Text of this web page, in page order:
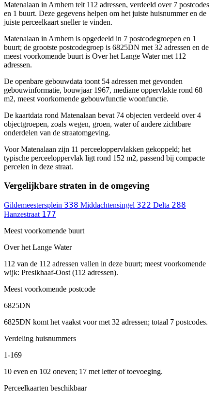
Matenalaan in Arnhem telt 112 adressen, verdeeld over 7 postcodes
en 1 buurt. Deze gegevens helpen om het juiste huisnummer en de
juiste perceelkaart sneller te vinden.
Matenalaan in Arnhem is opgedeeld in 7 postcodegroepen en 1
buurt; de grootste postcodegroep is 6825DN met 32 adressen en de
meest voorkomende buurt is Over het Lange Water met 112
adressen.
De openbare gebouwdata toont 54 adressen met gevonden
gebouwinformatie, bouwjaar 1967, mediane oppervlakte rond 68
m2, meest voorkomende gebouwfunctie woonfunctie.
De kaartdata rond Matenalaan bevat 74 objecten verdeeld over 4
objectgroepen, zoals wegen, groen, water of andere zichtbare
onderdelen van de straatomgeving.
Voor Matenalaan zijn 11 perceeloppervlakken gekoppeld; het
typische perceeloppervlak ligt rond 152 m2, passend bij compacte
percelen in deze straat.
Vergelijkbare straten in de omgeving
Gildemeestersplein 338 Middachtensingel 322 Delta 288
Hanzestraat 177
Meest voorkomende buurt
Over het Lange Water
112 van de 112 adressen vallen in deze buurt; meest voorkomende
wijk: Presikhaaf-Oost (112 adressen).
Meest voorkomende postcode
6825DN
6825DN komt het vaakst voor met 32 adressen; totaal 7 postcodes.
Verdeling huisnummers
1-169
10 even en 102 oneven; 17 met letter of toevoeging.
Perceelkaarten beschikbaar